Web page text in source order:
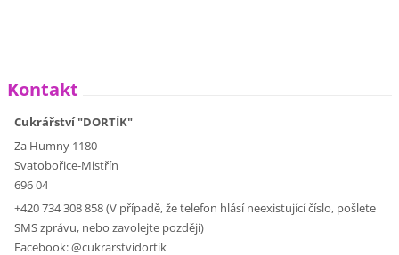
Kontakt
Cukrářství "DORTÍK"
Za Humny 1180
Svatobořice-Mistřín
696 04
+420 734 308 858 (V případě, že telefon hlásí neexistující číslo, pošlete
SMS zprávu, nebo zavolejte později)
Facebook: @cukrarstvidortik